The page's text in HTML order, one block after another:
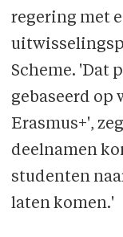
regering met
Scheme. 'Dat
gebaseerd op
Erasmus+',
deelnamen
studenten
laten komen.'